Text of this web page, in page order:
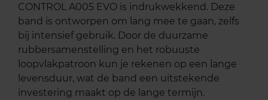
CONTROL A005 EVO is indrukwekkend. Deze
band is ontworpen om lang mee te gaan, zelfs
bij intensief gebruik. Door de duurzame
rubbersamenstelling en het robuuste
loopvlakpatroon kun je rekenen op een lange
levensduur, wat de band een uitstekende
investering maakt op de lange termijn.